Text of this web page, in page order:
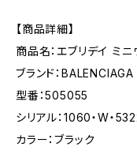
【商品詳細】
商品名：エブリデイ ミニ
ブランド：
型番：505055
シリアル：1060・W・
カラー：ブラック